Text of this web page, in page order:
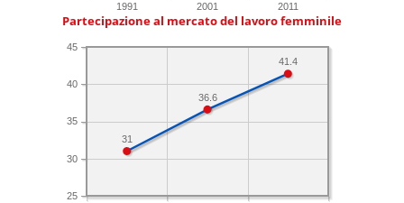
1991 2001 2011
Partecipazione al mercato del lavoro femminile
25
30
35
40
45
41.4
36.6
31